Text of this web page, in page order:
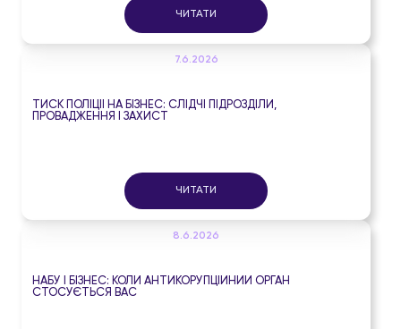
ЧИТАТИ
7.6.2026
ТИСК ПОЛІЦІЇ НА БІЗНЕС: СЛІДЧІ ПІДРОЗДІЛИ,
ПРОВАДЖЕННЯ І ЗАХИСТ
ЧИТАТИ
8.6.2026
НАБУ І БІЗНЕС: КОЛИ АНТИКОРУПЦІЙНИЙ ОРГАН
СТОСУЄТЬСЯ ВАС